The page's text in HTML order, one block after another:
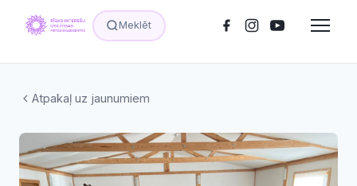
Meklēt
Atpakaļ uz jaunumiem